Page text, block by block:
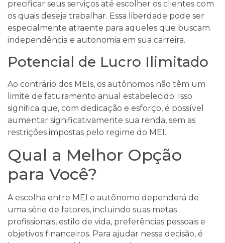
precificar seus serviços até escolher os clientes com
os quais deseja trabalhar. Essa liberdade pode ser
especialmente atraente para aqueles que buscam
independência e autonomia em sua carreira.
Potencial de Lucro Ilimitado
Ao contrário dos MEIs, os autônomos não têm um
limite de faturamento anual estabelecido. Isso
significa que, com dedicação e esforço, é possível
aumentar significativamente sua renda, sem as
restrições impostas pelo regime do MEI.
Qual a Melhor Opção
para Você?
A escolha entre MEI e autônomo dependerá de
uma série de fatores, incluindo suas metas
profissionais, estilo de vida, preferências pessoais e
objetivos financeiros. Para ajudar nessa decisão, é